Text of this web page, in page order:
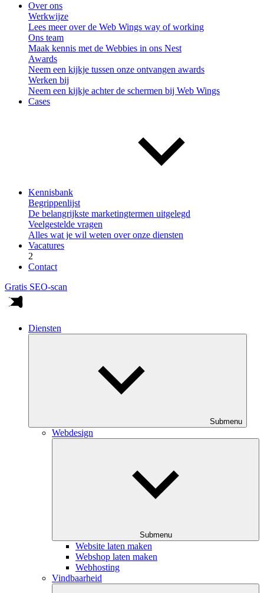
Over ons
Werkwijze
Lees meer over de Web Wings way of working
Ons team
Maak kennis met de Webbies in ons Nest
Awards
Neem een kijkje tussen onze ontvangen awards
Werken bij
Neem een kijkje achter de schermen bij Web Wings
Cases
Kennisbank
Begrippenlijst
De belangrijkste marketingtermen uitgelegd
Veelgestelde vragen
Alles wat je wil weten over onze diensten
Vacatures
2
Contact
Gratis SEO-scan
Diensten
Submenu
Webdesign
Submenu
Website laten maken
Webshop laten maken
Webhosting
Vindbaarheid